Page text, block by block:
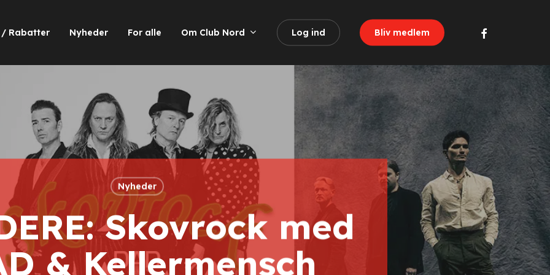
/ Rabatter Nyheder For alle Om Club Nord Log ind Bliv medlem facebook
Nyheder
Skovrock med
& Kellermensch